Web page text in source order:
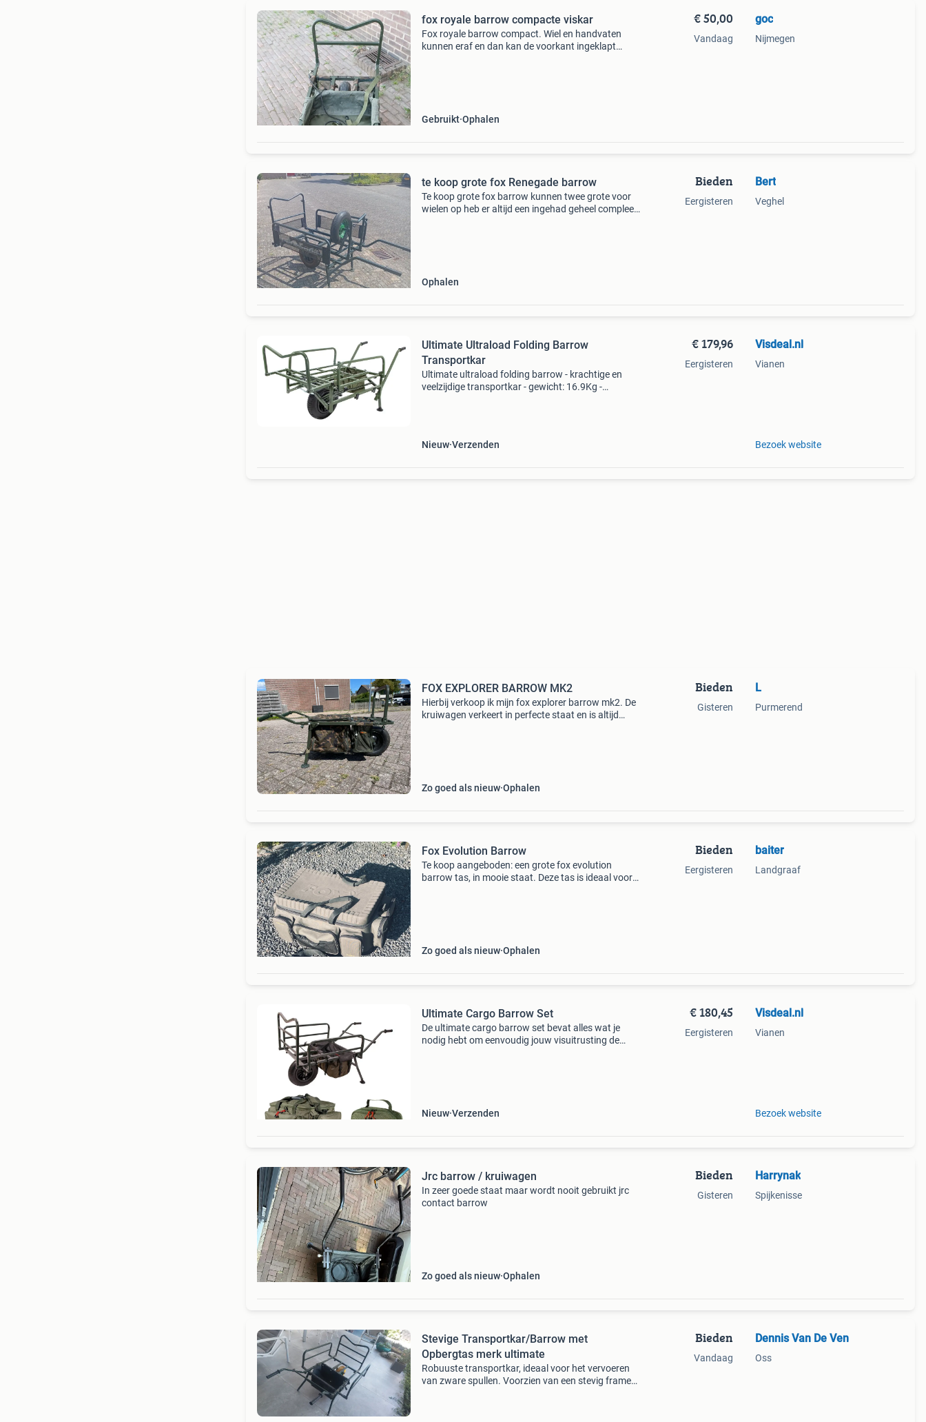
fox royale barrow compacte viskar
Fox royale barrow compact. Wiel en handvaten
kunnen eraf en dan kan de voorkant ingeklapt
Gebruikt Ophalen
€ 50,00
Vandaag
goc
Nijmegen
te koop grote fox Renegade barrow
Te koop grote fox barrow kunnen twee grote voor
wielen op heb er altijd een ingehad geheel compleet
Ophalen
Bieden
Eergisteren
Bert
Veghel
Ultimate Ultraload Folding Barrow
Transportkar
Ultimate ultraload folding barrow - krachtige en
veelzijdige transportkar - gewicht: 16.9Kg -
Nieuw Verzenden
€ 179,96
Eergisteren
Visdeal.nl
Vianen
Bezoek website
FOX EXPLORER BARROW MK2
Hierbij verkoop ik mijn fox explorer barrow mk2. De
kruiwagen verkeert in perfecte staat en is altijd
Zo goed als nieuw Ophalen
Bieden
Gisteren
L
Purmerend
Fox Evolution Barrow
Te koop aangeboden: een grote fox evolution
barrow tas, in mooie staat. Deze tas is ideaal voor
Zo goed als nieuw Ophalen
Bieden
Eergisteren
baiter
Landgraaf
Ultimate Cargo Barrow Set
De ultimate cargo barrow set bevat alles wat je
nodig hebt om eenvoudig jouw visuitrusting de
Nieuw Verzenden
€ 180,45
Eergisteren
Visdeal.nl
Vianen
Bezoek website
Jrc barrow / kruiwagen
In zeer goede staat maar wordt nooit gebruikt jrc
contact barrow
Zo goed als nieuw Ophalen
Bieden
Gisteren
Harrynak
Spijkenisse
Stevige Transportkar/Barrow met
Opbergtas merk ultimate
Robuuste transportkar, ideaal voor het vervoeren
van zware spullen. Voorzien van een stevig frame
Bieden
Vandaag
Dennis Van De Ven
Oss